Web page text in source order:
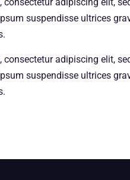
suspendisse ultrices
adipiscing elit,
suspendisse ultrices